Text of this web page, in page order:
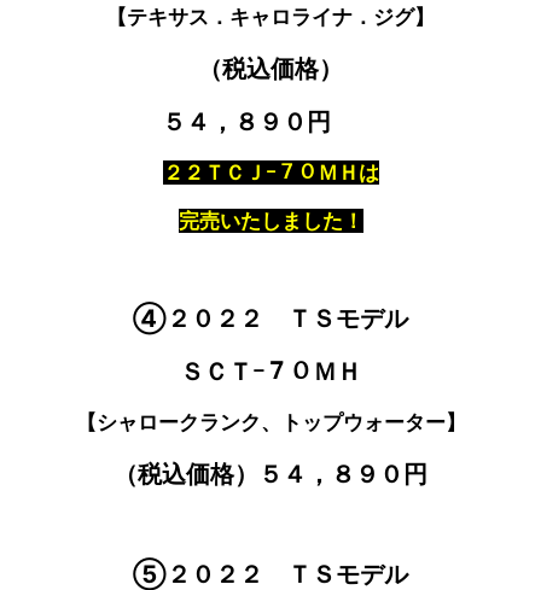
【テキサス．キャロライナ．ジグ】
（税込価格）
５４，８９０円
２２ＴＣＪｰ７０ＭＨは
完売いたしました！
④２０２２ ＴＳモデル
ＳＣＴｰ７０ＭＨ
【シャロークランク、トップウォーター】
（税込価格）５４，８９０円
⑤２０２２ ＴＳモデル